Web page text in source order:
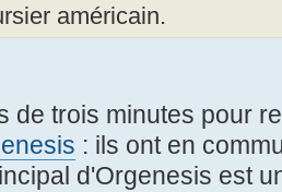
américain.
de trois minutes pour
: ils ont en
d'Orgenesis est